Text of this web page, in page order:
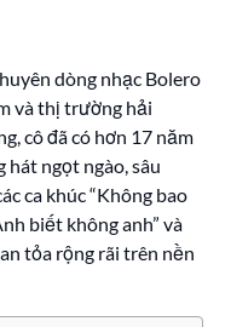
dòng nhạc Bolero
và thị trường hải
cô đã có hơn 17 năm
ngọt ngào, sâu
ca khúc “Không bao
biết không anh” và
tỏa rộng rãi trên nền